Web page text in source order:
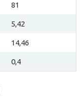
81
5,42
14,46
0,4